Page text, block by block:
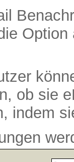
ob sie
indem